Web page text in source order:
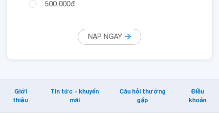
500.000đ
NẠP NGAY
Giới
thiệu
Tin tức - khuyến
mãi
Câu hỏi thường
gặp
Điều
khoản